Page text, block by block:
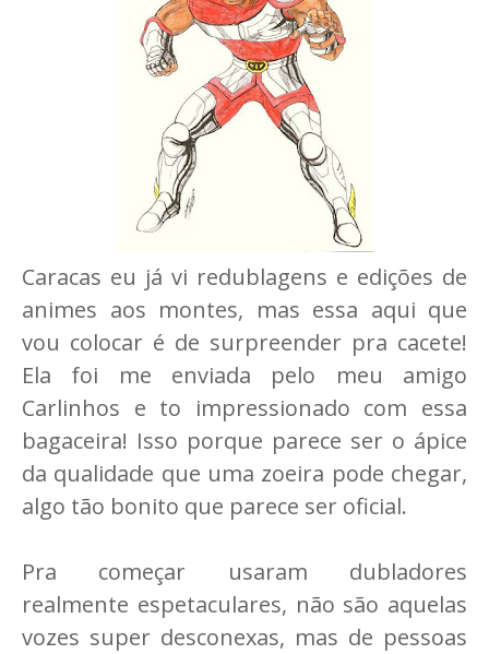
Caracas eu já vi redublagens e edições de
animes aos montes, mas essa aqui que
vou colocar é de surpreender pra cacete!
Ela foi me enviada pelo meu amigo
Carlinhos e to impressionado com essa
bagaceira! Isso porque parece ser o ápice
da qualidade que uma zoeira pode chegar,
algo tão bonito que parece ser oficial.
Pra começar usaram dubladores
realmente espetaculares, não são aquelas
vozes super desconexas, mas de pessoas